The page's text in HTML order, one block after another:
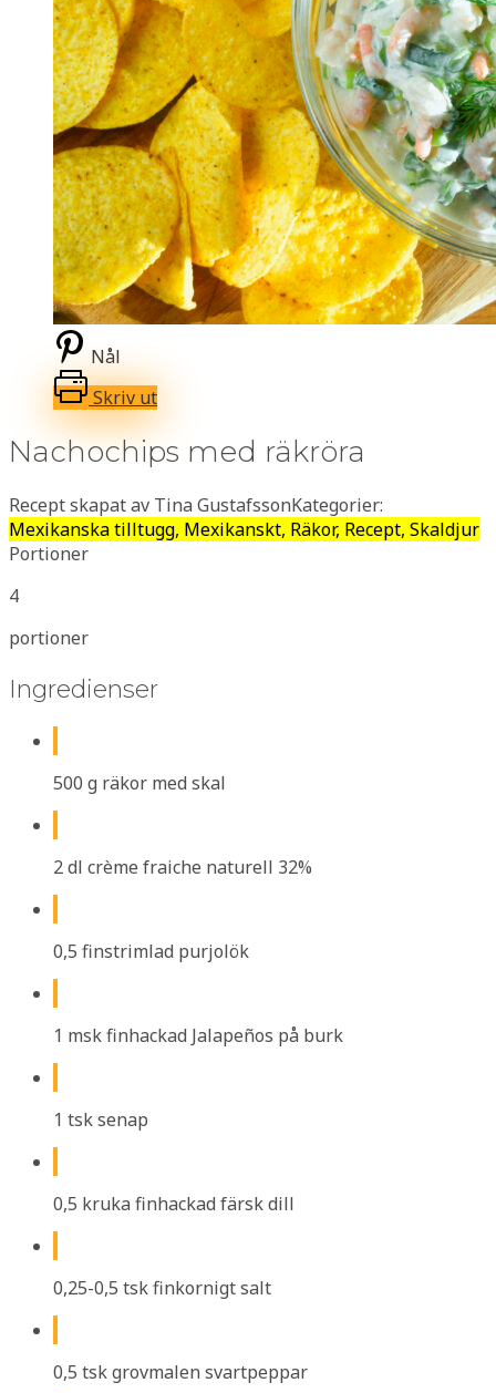
Nål
Skriv ut
Nachochips med räkröra
Recept skapat av Tina GustafssonKategorier:
Mexikanska tilltugg, Mexikanskt, Räkor, Recept, Skaldjur
Portioner
4
portioner
Ingredienser
500 g räkor med skal
2 dl crème fraiche naturell 32%
0,5 finstrimlad purjolök
1 msk finhackad Jalapeños på burk
1 tsk senap
0,5 kruka finhackad färsk dill
0,25-0,5 tsk finkornigt salt
0,5 tsk grovmalen svartpeppar